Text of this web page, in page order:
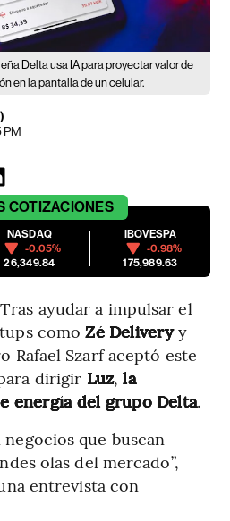
Delta usa IA para proyectar valor de
en la pantalla de un celular.
PM
COTIZACIONES
NASDAQ
-0.05%
26,349.84
IBOVESPA
-0.98%
175,989.63
ayudar a impulsar el
comoZé Deliveryy
Rafael Szarf aceptó este
dirigir Luz,la
energía del grupo Delta.
que buscan
olas del mercado”,
entrevista con